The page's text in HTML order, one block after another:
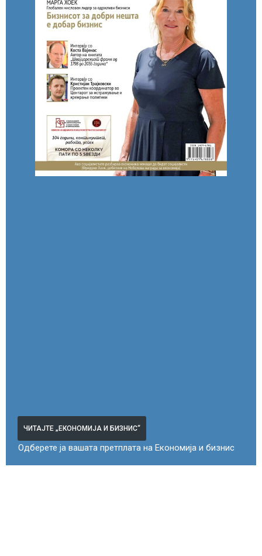
ЧИТАЈТЕ „ЕКОНОМИЈА И БИЗНИС“
Одберете ја вашата претплата на Економија и бизнис